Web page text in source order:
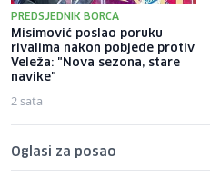
PREDSJEDNIK BORCA
Misimović poslao poruku
rivalima nakon pobjede protiv
Veleža: "Nova sezona, stare
navike"
2 sata
Oglasi za posao